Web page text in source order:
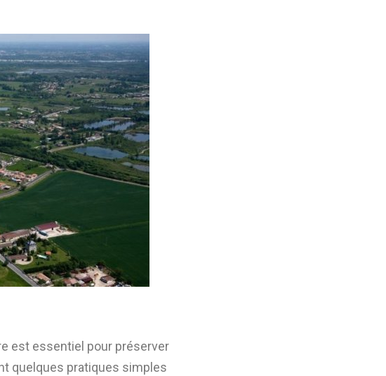
est essentiel pour préserver
quelques pratiques simples